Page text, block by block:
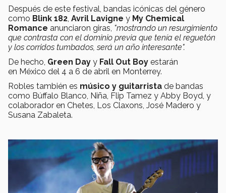
Después de este festival, bandas icónicas del género
como Blink 182, Avril Lavigne y My Chemical
Romance anunciaron giras, "mostrando un resurgimiento
que contrasta con el dominio previa que tenía el reguetón
y los corridos tumbados, será un año interesante".
De hecho, Green Day y Fall Out Boy estarán
en México del 4 a 6 de abril en Monterrey.
Robles también es músico y guitarrista de bandas
como Búffalo Blanco, Niña, Flip Tamez y Abby Boyd, y
colaborador en Chetes, Los Claxons, José Madero y
Susana Zabaleta.